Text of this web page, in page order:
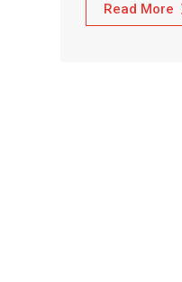
Read More